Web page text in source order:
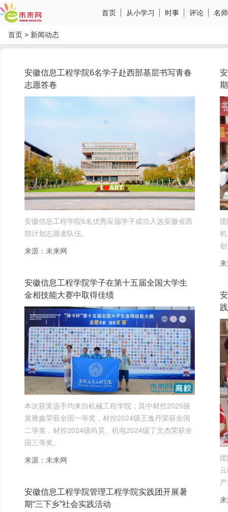
首页 从小学习 时事 评论 名
首页 > 新闻动态
安徽信息工程学院6名学子赴西部基层书写青春
志愿答卷
安徽信息工程学院6名优秀应届学子成功入选安徽省西
部计划志愿者队伍。
来源：未来网
安徽信息工程学院学子在第十五届全国大学生
金相技能大赛中取得佳绩
​本次获奖选手均来自机械工程学院，其中材控2025级
黄雅鑫荣获全国一等奖，材控2024级王逸丹荣获全国
二等奖，材控2024级尚昊、机电2024级丁文杰荣获全
国三等奖。
来源：未来网
安徽信息工程学院管理工程学院实践团开展暑
期“三下乡”社会实践活动